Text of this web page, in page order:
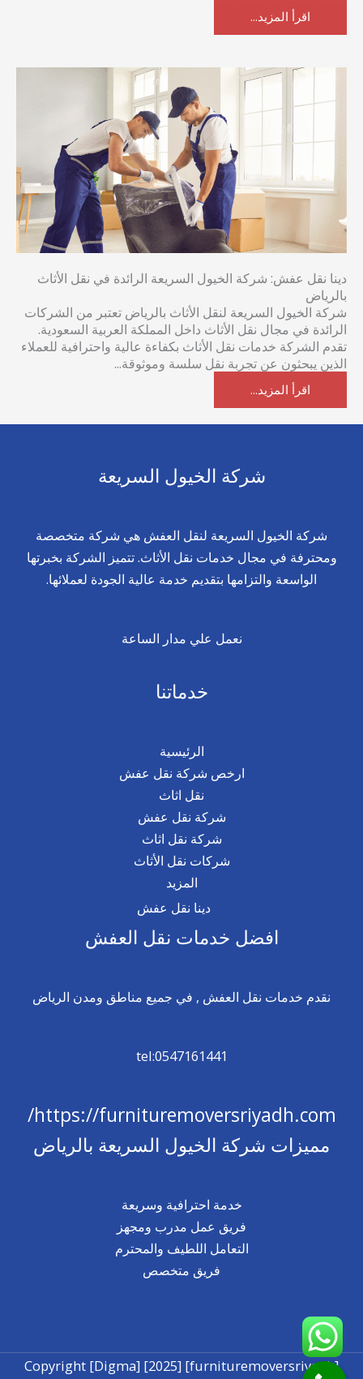
اقرأ المزيد...
دينا نقل عفش: شركة الخيول السريعة الرائدة في نقل الأثاث
بالرياض
شركة الخيول السريعة لنقل الأثاث بالرياض تعتبر من الشركات
الرائدة في مجال نقل الأثاث داخل المملكة العربية السعودية.
تقدم الشركة خدمات نقل الأثاث بكفاءة عالية واحترافية للعملاء
الذين يبحثون عن تجربة نقل سلسة وموثوقة...
اقرأ المزيد...
شركة الخيول السريعة
شركة الخيول السريعة لنقل العفش هي شركة متخصصة
ومحترفة في مجال خدمات نقل الأثاث. تتميز الشركة بخبرتها
الواسعة والتزامها بتقديم خدمة عالية الجودة لعملائها.
نعمل علي مدار الساعة
خدماتنا
الرئيسية
ارخص شركة نقل عفش
نقل اثاث
شركة نقل عفش
شركة نقل اثاث
شركات نقل الأثاث
المزيد
دينا نقل عفش
افضل خدمات نقل العفش
نقدم خدمات نقل العفش , في جميع مناطق ومدن الرياض
tel:0547161441
https://furnituremoversriyadh.com/
مميزات شركة الخيول السريعة بالرياض
خدمة احترافية وسريعة
فريق عمل مدرب ومجهز
التعامل اللطيف والمحترم
فريق متخصص
Copyright [Digma] [2025] [furnituremoversriyadh]